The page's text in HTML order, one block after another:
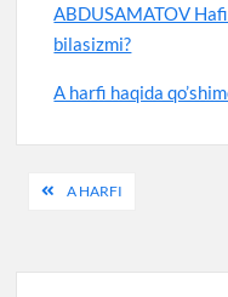
ABDUSAMATOV
bilasizmi?
A harfi haqida
PostA HARFI